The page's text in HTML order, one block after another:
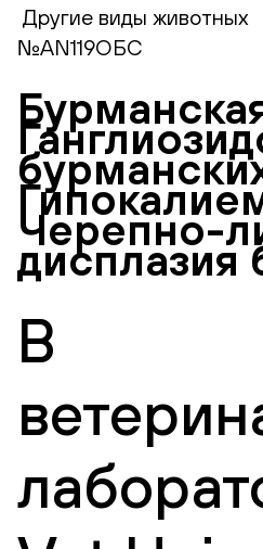
Другие виды животных
№AN119ОБС
Черепно-
дисплазия
В